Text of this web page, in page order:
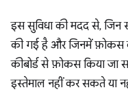
इस सुविधा की मदद से, जिन
की गई है और जिनमें फ़ोकस
कीबोर्ड से फ़ोकस किया जा
इस्तेमाल नहीं कर सकते या